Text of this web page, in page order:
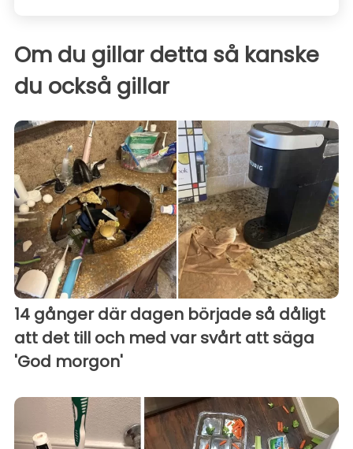
Om du gillar detta så kanske
du också gillar
14 gånger där dagen började så dåligt
att det till och med var svårt att säga
'God morgon'